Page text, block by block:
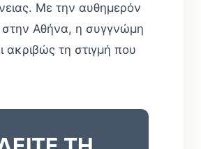
Με την αυθημερόν
Αθήνα, η συγγνώμη
ακριβώς τη στιγμή που